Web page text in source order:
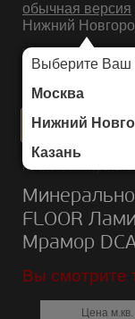
обычная версия
Нижний
Выберите Ваш
Москва
Нижний
Казань
ИНТЕРНЕТ-МАГАЗИН
Каталог/
FLOOR
Мрамор
Вы смотрите
Цена м.кв.